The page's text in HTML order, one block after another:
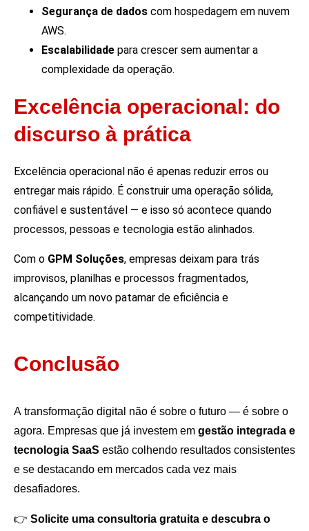
Segurança de dados com hospedagem em nuvem
AWS.
Escalabilidade para crescer sem aumentar a
complexidade da operação.
Excelência operacional: do
discurso à prática
Excelência operacional não é apenas reduzir erros ou
entregar mais rápido. É construir uma operação sólida,
confiável e sustentável — e isso só acontece quando
processos, pessoas e tecnologia estão alinhados.
Com o GPM Soluções, empresas deixam para trás
improvisos, planilhas e processos fragmentados,
alcançando um novo patamar de eficiência e
competitividade.
Conclusão
A transformação digital não é sobre o futuro — é sobre o
agora. Empresas que já investem em gestão integrada e
tecnologia SaaS estão colhendo resultados consistentes
e se destacando em mercados cada vez mais
desafiadores.
👉 Solicite uma consultoria gratuita e descubra o